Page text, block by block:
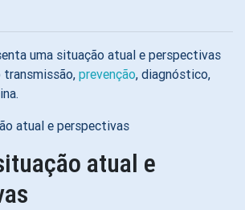
uma situação atual e perspectivas
prevenção, diagnóstico,
atual e